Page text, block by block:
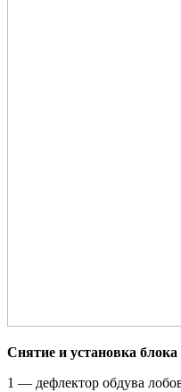
Снятие и установка
1 — дефлектор обду­ва